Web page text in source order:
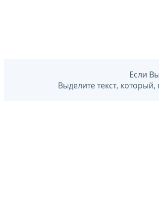
Если
Выделите текст,